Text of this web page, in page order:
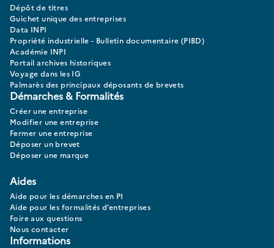
Dépôt de titres
Guichet unique des entreprises
Data INPI
Propriété industrielle - Bulletin documentaire (PIBD)
Académie INPI
Portail archives historiques
Voyage dans les IG
Palmarès des principaux déposants de brevets
Démarches & Formalités
Créer une entreprise
Modifier une entreprise
Fermer une entreprise
Déposer un brevet
Déposer une marque
Aides
Aide pour les démarches en PI
Aide pour les formalités d’entreprises
Foire aux questions
Nous contacter
Informations